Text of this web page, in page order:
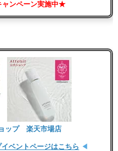
ンペーン実施中★
ップ 楽天市場店
ベントページはこちら ◀